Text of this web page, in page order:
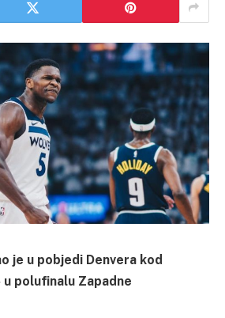
je u pobjedi Denvera kod
u polufinalu Zapadne